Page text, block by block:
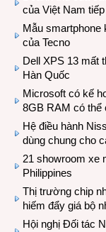
của Việt Nam
Mẫu smartphone
của Tecno
Dell XPS 13 mất
Hàn Quốc
Microsoft có kế
8GB RAM có thể
Hệ điều hành
dùng chung cho
21 showroom xe
Philippines
Thị trường chip
hiếm đẩy giá bộ
Hội nghị Đối tác